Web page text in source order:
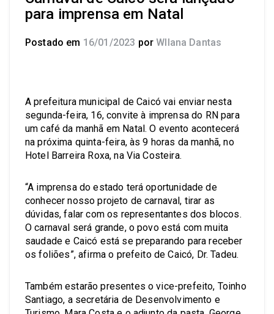
para imprensa em Natal
Postado em 16/01/2023 por Wllana Dantas
A prefeitura municipal de Caicó vai enviar nesta
segunda-feira, 16, convite à imprensa do RN para
um café da manhã em Natal. O evento acontecerá
na próxima quinta-feira, às 9 horas da manhã, no
Hotel Barreira Roxa, na Via Costeira.
“A imprensa do estado terá oportunidade de
conhecer nosso projeto de carnaval, tirar as
dúvidas, falar com os representantes dos blocos.
O carnaval será grande, o povo está com muita
saudade e Caicó está se preparando para receber
os foliões”, afirma o prefeito de Caicó, Dr. Tadeu.
Também estarão presentes o vice-prefeito, Toinho
Santiago, a secretária de Desenvolvimento e